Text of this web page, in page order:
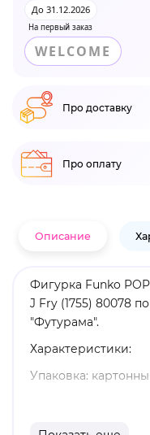
На первый заказ
До 31.12.2026
WELCOME
Про доставку
Про оплату
Описание
Фигурка Funko
J Fry (1755) 80078
"Футурама".
Характеристики:
Упаковка:
Материал: винил.